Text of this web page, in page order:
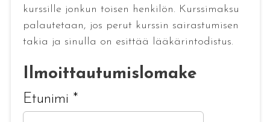
kurssille jonkun toisen henkilön. Kurssimaksu
palautetaan, jos perut kurssin sairastumisen
takia ja sinulla on esittää lääkärintodistus.
Ilmoittautumislomake
Etunimi *